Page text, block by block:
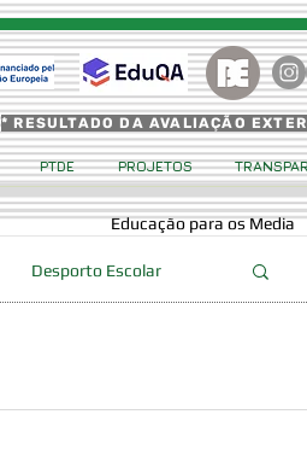
Desporto Escolar
Educação para os Media
PTDE PROJETOS
* RESULTADO DA AVALIAÇÃO